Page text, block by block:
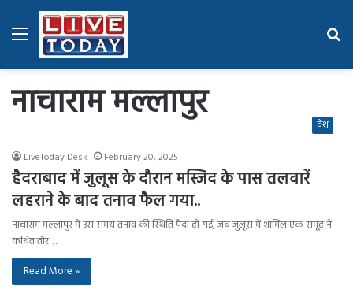
Menu
नाचाराम मल्लापुर देश
LiveToday Desk February 20, 2025
हैदराबाद में जुलूस के दौरान मस्जिद के पास तलवारें
लहराने के बाद तनाव फैल गया..
नाचाराम मल्लापुर में उस समय तनाव की स्थिति पैदा हो गई, जब जुलूस में शामिल एक समूह ने
कथित तौर…
Read More »